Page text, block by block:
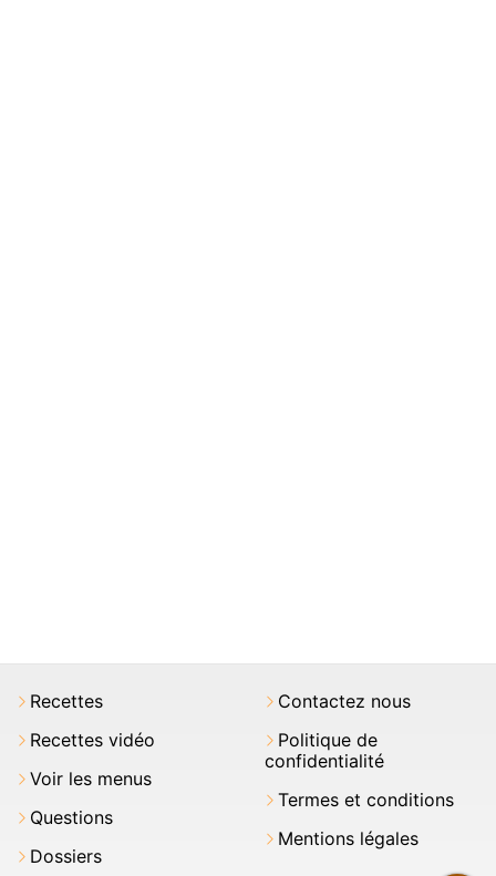
Recettes
Recettes vidéo
Voir les menus
Questions
Dossiers
Contactez nous
Politique de
confidentialité
Termes et conditions
Mentions légales